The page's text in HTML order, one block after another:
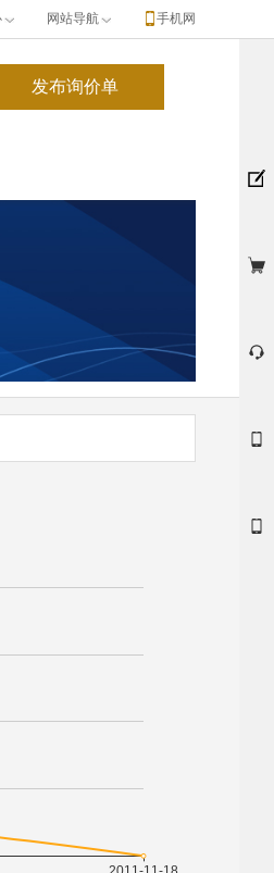
网站导航 手机网